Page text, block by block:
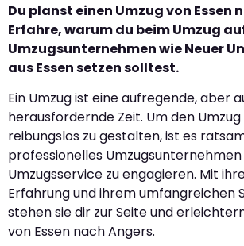
Du planst einen Umzug von Essen
Erfahre, warum du beim Umzug
Umzugsunternehmen wie Neuer
aus Essen setzen solltest.
Ein Umzug ist eine aufregende, aber
herausfordernde Zeit. Um den
reibungslos zu gestalten, ist es
professionelles Umzugsunternehmen
Umzugsservice zu engagieren. Mit
Erfahrung und ihrem umfangreichen
stehen sie dir zur Seite und
von Essen nach Angers.